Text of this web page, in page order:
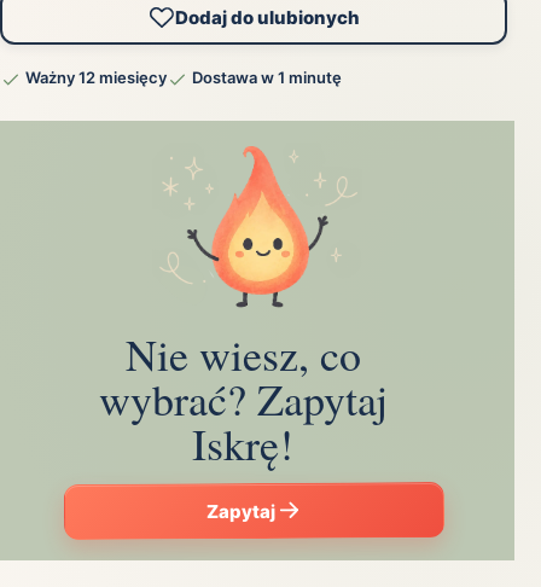
Dodaj do ulubionych
Ważny 12 miesięcy Dostawa w 1 minutę
Nie wiesz, co
wybrać? Zapytaj
Iskrę!
Zapytaj